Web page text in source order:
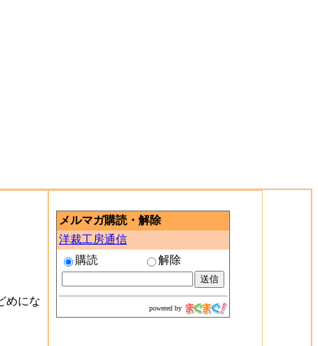
めにな
メルマガ購読・解除
洋裁工房通信
購読
解除
powered by